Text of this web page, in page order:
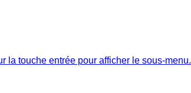
la touche entrée pour afficher le sous-menu.